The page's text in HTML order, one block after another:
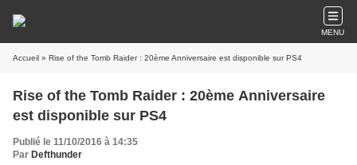
MENU
Accueil » Rise of the Tomb Raider : 20ème Anniversaire est disponible sur PS4
Rise of the Tomb Raider : 20ème Anniversaire
est disponible sur PS4
Publié le 11/10/2016 à 14:35
Par Defthunder